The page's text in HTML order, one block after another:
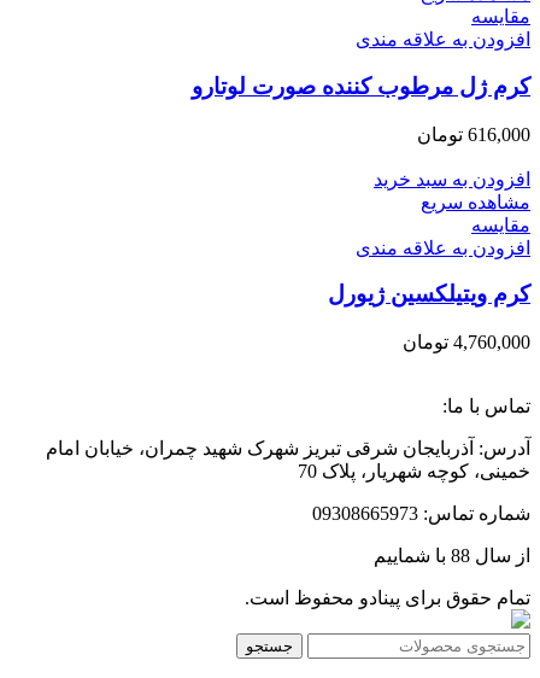
مقایسه
افزودن به علاقه مندی
کرم ژل مرطوب کننده صورت لوتارو
616,000 تومان
افزودن به سبد خرید
مشاهده سریع
مقایسه
افزودن به علاقه مندی
کرم ویتیلکسین ژیورل
4,760,000 تومان
تماس با ما:
آدرس: آذربایجان شرقی تبریز شهرک شهید چمران، خیابان امام
خمینی، کوچه شهریار، پلاک 70
شماره تماس: 09308665973
از سال 88 با شماییم
تمام حقوق برای پینادو محفوظ است.
جستجو